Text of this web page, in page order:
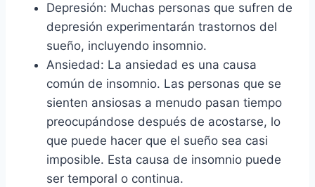
Depresión: Muchas personas que sufren de
depresión experimentarán trastornos del
sueño, incluyendo insomnio.
Ansiedad: La ansiedad es una causa
común de insomnio. Las personas que se
sienten ansiosas a menudo pasan tiempo
preocupándose después de acostarse, lo
que puede hacer que el sueño sea casi
imposible. Esta causa de insomnio puede
ser temporal o continua.